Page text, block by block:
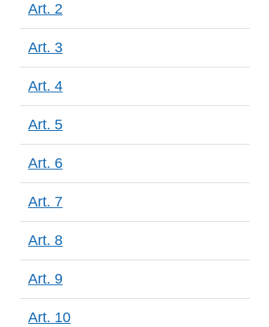
Art. 2
Art. 3
Art. 4
Art. 5
Art. 6
Art. 7
Art. 8
Art. 9
Art. 10